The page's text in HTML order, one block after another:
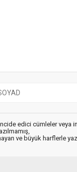
edici cümleler veya
ve büyük harflerle